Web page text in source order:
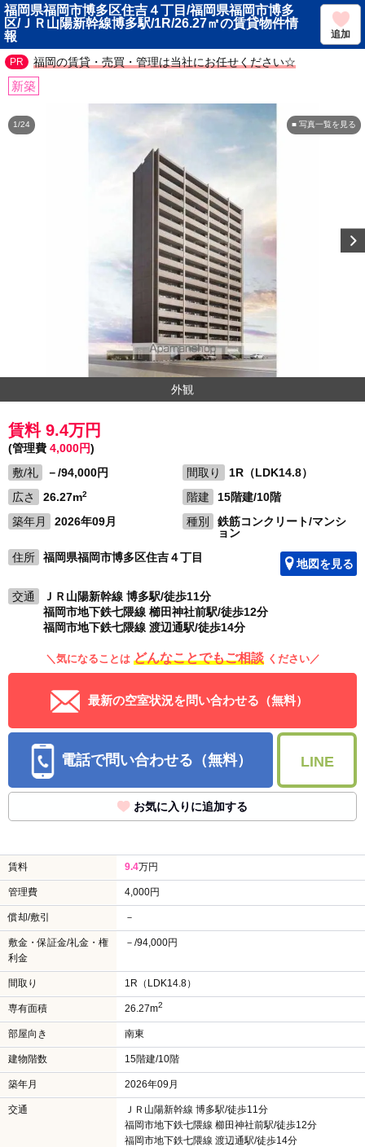
福岡県福岡市博多区住吉４丁目/福岡県福岡市博多
区/ＪＲ山陽新幹線博多駅/1R/26.27㎡の賃貸物件情
報
追加
福岡の賃貸・売買・管理は当社にお任せください☆
新築
■ 写真一覧を見る
1/24
外観
賃料 9.4万円
(管理費 4,000円)
敷/礼
－/94,000円 間取り
1R（LDK14.8）
広さ
26.27m2 階建
15階建/10階
築年月
2026年09月 種別
鉄筋コンクリート/マンシ
ョン
住所
福岡県福岡市博多区住吉４丁目 地図を見る
交通
ＪＲ山陽新幹線 博多駅/徒歩11分
福岡市地下鉄七隈線 櫛田神社前駅/徒歩12分
福岡市地下鉄七隈線 渡辺通駅/徒歩14分
＼気になることは どんなことでもご相談 ください／
最新の空室状況を問い合わせる（無料）
電話で問い合わせる（無料） LINE
お気に入りに追加する
賃料 9.4万円
管理費 4,000円
償却/敷引 －
敷金・保証金/礼金・権
利金
－/94,000円
間取り 1R（LDK14.8）
専有面積 26.27m2
部屋向き 南東
建物階数 15階建/10階
築年月 2026年09月
交通
ＪＲ山陽新幹線 博多駅/徒歩11分
福岡市地下鉄七隈線 櫛田神社前駅/徒歩12分
福岡市地下鉄七隈線 渡辺通駅/徒歩14分